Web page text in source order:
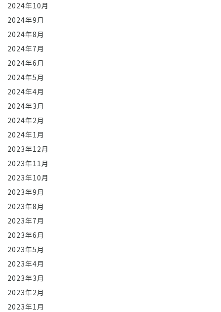
2024年10月
2024年9月
2024年8月
2024年7月
2024年6月
2024年5月
2024年4月
2024年3月
2024年2月
2024年1月
2023年12月
2023年11月
2023年10月
2023年9月
2023年8月
2023年7月
2023年6月
2023年5月
2023年4月
2023年3月
2023年2月
2023年1月